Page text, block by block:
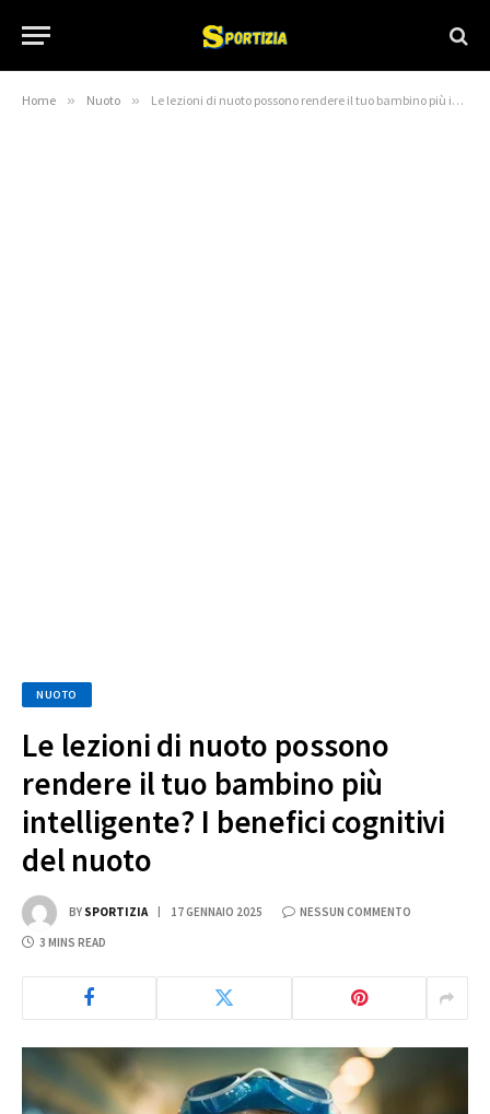
Home » Nuoto » Le lezioni di nuoto possono rendere il tuo bambino più intelligente? I benefici cognitivi del nuoto
NUOTO
Le lezioni di nuoto possono
rendere il tuo bambino più
intelligente? I benefici cognitivi
del nuoto
BY SPORTIZIA 17 GENNAIO 2025 NESSUN COMMENTO
3 MINS READ